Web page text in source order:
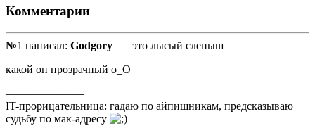
Комментарии
№1 написал: Godgory
это лысый слепыш
какой он прозрачный о_О
———————
IT-прорицательница: гадаю по айпишникам, предсказываю
судьбу по мак-адресу